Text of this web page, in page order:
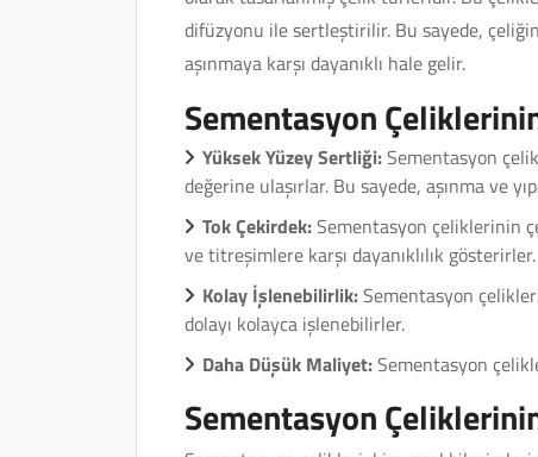
difüzyonu ile sertleştirilir. Bu sayede,
aşınmaya karşı dayanıklı hale gelir.
Sementasyon
Yüksek Yüzey Sertliği:Sementasyon
değerine ulaşırlar. Bu sayede, aşınma ve
Tok Çekirdek:Sementasyon çeliklerinin
ve titreşimlere karşı dayanıklılık gösterirler.
Kolay İşlenebilirlik:Sementasyon
dolayı kolayca işlenebilirler.
Daha Düşük Maliyet:Sementasyon
Sementasyon